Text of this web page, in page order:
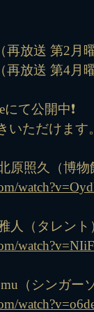
放送 第2月曜
放送 第4月曜
て公開中❗️
いただけます。
原照久（博物
人（タレント
（シンガー